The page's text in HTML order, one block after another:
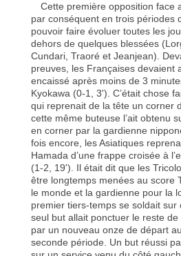
Cette première opposition face
par conséquent en trois périodes
pouvoir faire évoluer toutes les
dehors de quelques blessées
Cundari, Traoré et Jeanjean).
preuves, les Françaises devaient
encaissé après moins de 3
Kyokawa (0-1, 3'). C’était chose
qui reprenait de la tête un corner
cette même buteuse l’ait obtenu
en corner par la gardienne
fois encore, les Asiatiques
Hamada d’une frappe croisée à
(1-2, 19'). Il était dit que les
être longtemps menées au score
le monde et la gardienne pour la
premier tiers-temps se soldait sur
seul but allait ponctuer le reste
par un nouveau onze de départ
seconde période. Un but réussi